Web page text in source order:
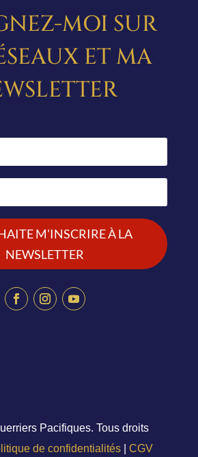
MOI SUR
ET MA
M'INSCRIRE À LA
NEWSLETTER
Pacifiques. Tous droits
de confidentialités| CGV